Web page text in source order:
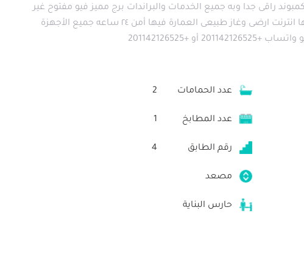
راقى جدا وبه جميع الخدمات والبراندات برج مميز فيو مفتوح غير
مجروحة تماما مكيفة بالكامل ساخن وبارد بها انترنت ارضى وغاز طبيعى العمارة فيها أمن ٢٤ ساعه جميع الأجهزة
+201142126525
عدد الحمامات 2
عدد المطابخ 1
رقم الطابق 4
مصعد
حارس البناية